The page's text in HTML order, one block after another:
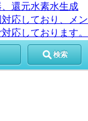
検索